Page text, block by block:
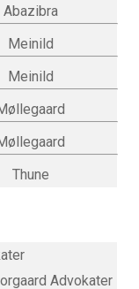
Abazibra
Meinild
Meinild
Thune
Advokater